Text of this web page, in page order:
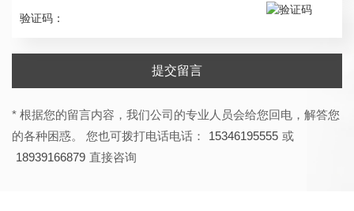
提交留言
* 根据您的留言内容，我们公司的专业人员会给您回电，解答您
的各种困惑。 您也可拨打电话电话：
15346195555 或
18939166879 直接咨询